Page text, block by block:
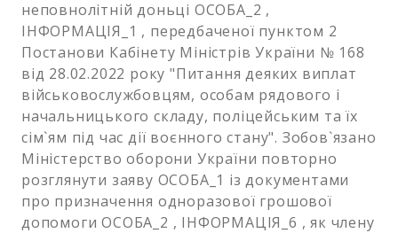
неповнолітній доньці ОСОБА_2 ,
ІНФОРМАЦІЯ_1 , передбаченої пунктом 2
Постанови Кабінету Міністрів України № 168
від 28.02.2022 року "Питання деяких виплат
військовослужбовцям, особам рядового і
начальницького складу, поліцейським та їх
сім`ям під час дії воєнного стану". Зобов`язано
Міністерство оборони України повторно
розглянути заяву ОСОБА_1 із документами
про призначення одноразової грошової
допомоги ОСОБА_2 , ІНФОРМАЦІЯ_6 , як члену